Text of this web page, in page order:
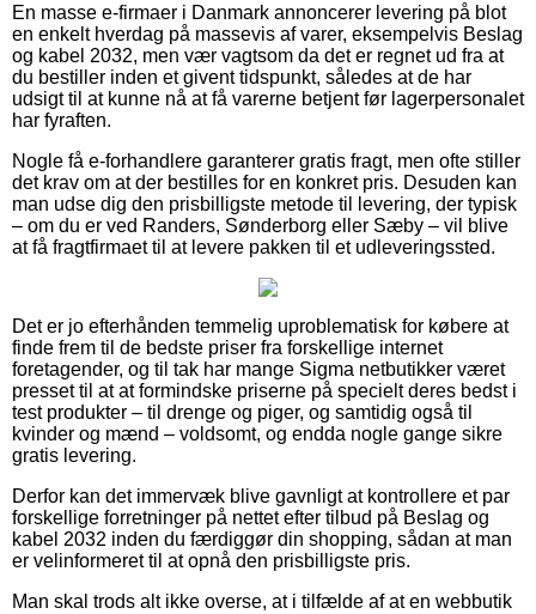
En masse e-firmaer i Danmark annoncerer levering på blot
en enkelt hverdag på massevis af varer, eksempelvis Beslag
og kabel 2032, men vær vagtsom da det er regnet ud fra at
du bestiller inden et givent tidspunkt, således at de har
udsigt til at kunne nå at få varerne betjent før lagerpersonalet
har fyraften.
Nogle få e-forhandlere garanterer gratis fragt, men ofte stiller
det krav om at der bestilles for en konkret pris. Desuden kan
man udse dig den prisbilligste metode til levering, der typisk
– om du er ved Randers, Sønderborg eller Sæby – vil blive
at få fragtfirmaet til at levere pakken til et udleveringssted.
Det er jo efterhånden temmelig uproblematisk for købere at
finde frem til de bedste priser fra forskellige internet
foretagender, og til tak har mange Sigma netbutikker været
presset til at at formindske priserne på specielt deres bedst i
test produkter – til drenge og piger, og samtidig også til
kvinder og mænd – voldsomt, og endda nogle gange sikre
gratis levering.
Derfor kan det immervæk blive gavnligt at kontrollere et par
forskellige forretninger på nettet efter tilbud på Beslag og
kabel 2032 inden du færdiggør din shopping, sådan at man
er velinformeret til at opnå den prisbilligste pris.
Man skal trods alt ikke overse, at i tilfælde af at en webbutik